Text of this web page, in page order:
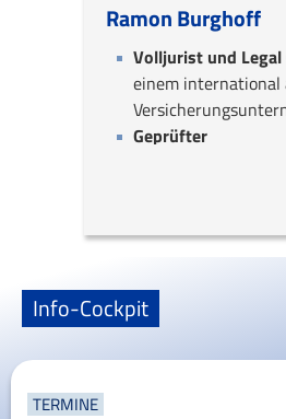
Ramon Burghoff
Volljurist und Legal
einem international
Geprüfter
Krankenversicherung
Inhouse-Spezialist
Info-Cockpit
TERMINE